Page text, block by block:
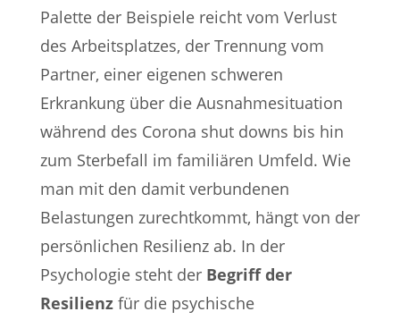
Palette der Beispiele reicht vom Verlust
des Arbeitsplatzes, der Trennung vom
Partner, einer eigenen schweren
Erkrankung über die Ausnahmesituation
während des Corona shut downs bis hin
zum Sterbefall im familiären Umfeld. Wie
man mit den damit verbundenen
Belastungen zurechtkommt, hängt von der
persönlichen Resilienz ab. In der
Psychologie steht der Begriff der
Resilienzfür die psychische